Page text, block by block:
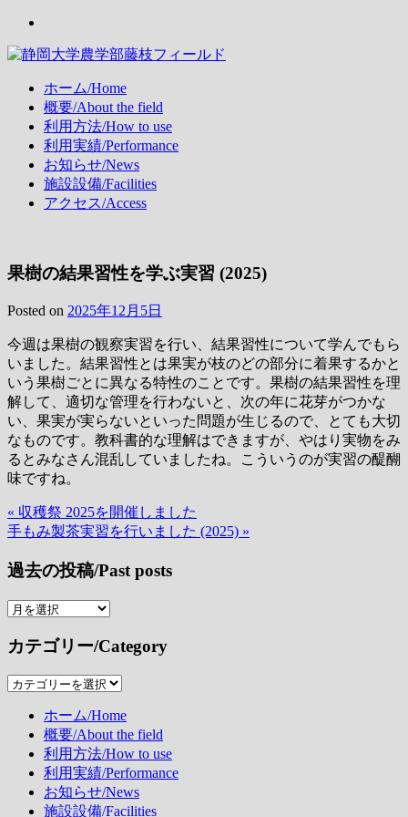
Skip
content
静岡大学農学部藤枝フィールド
Agrifield Fujieda, Shizuoka Univ. 静岡大学 農学部 藤枝フィー
ルド
ホーム/Home
概要/About the field
利用方法/How to use
利用実績/Performance
お知らせ/News
施設設備/Facilities
アクセス/Access
果樹の結果習性を学ぶ実習 (2025)
Posted on 2025年12月5日
今週は果樹の観察実習を行い、結果習性について学んでもら
いました。結果習性とは果実が枝のどの部分に着果するかと
いう果樹ごとに異なる特性のことです。果樹の結果習性を理
解して、適切な管理を行わないと、次の年に花芽がつかな
い、果実が実らないといった問題が生じるので、とても大切
なものです。教科書的な理解はできますが、やはり実物をみ
るとみなさん混乱していましたね。こういうのが実習の醍醐
味ですね。
投
ナ
ビ
ゲ
シ
« 収穫祭 2025を開催しました
手もみ製茶実習を行いました (2025) »
過去の投稿/Past posts
過
の
稿/Past
カテゴリー/Category
カ
ー/Category
ホーム/Home
概要/About the field
利用方法/How to use
利用実績/Performance
お知らせ/News
施設設備/Facilities